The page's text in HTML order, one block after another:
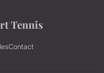
Tennis
Contact